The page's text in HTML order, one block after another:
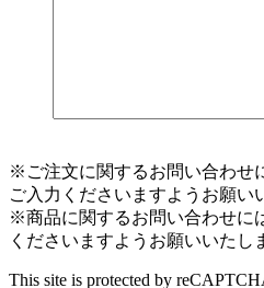
※ご注文に関するお問い合わせ
ご入力くださいますようお願い
※商品に関するお問い合わせに
くださいますようお願いいたし
This site is protected by